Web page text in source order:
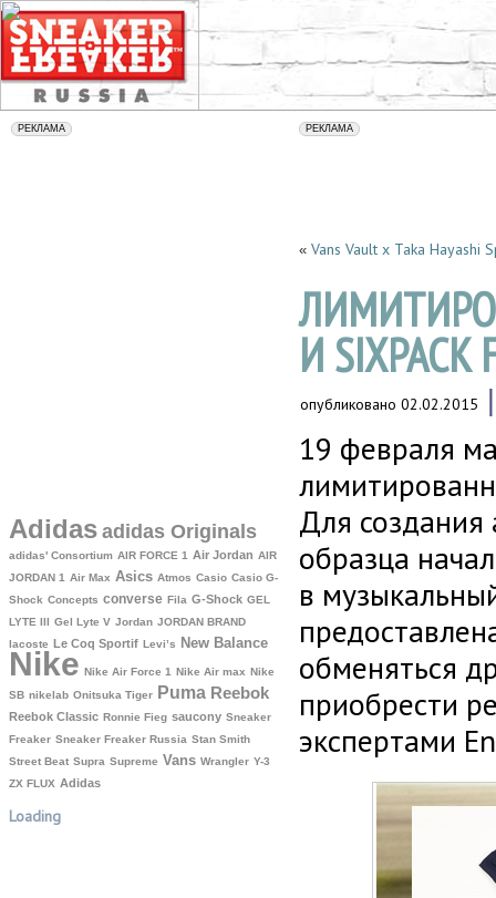
Adidas adidas Originals
adidas' Consortium AIR FORCE 1 Air Jordan AIR
JORDAN 1 Air Max Asics Atmos Casio Casio G-
Shock Concepts converse Fila G-Shock GEL
LYTE III Gel Lyte V Jordan JORDAN BRAND
lacoste Le Coq Sportif Levi’s New Balance
Nike Nike Air Force 1 Nike Air max Nike
SB nikelab Onitsuka Tiger Puma Reebok
Reebok Classic Ronnie Fieg saucony Sneaker
Freaker Sneaker Freaker Russia Stan Smith
Street Beat Supra Supreme Vans Wrangler Y-3
ZX FLUX Аdidas
Loading
« Vans Vault x Taka Hayashi
И
опубликовано 02.02.2015
19 февраля
Для создания
образца
в
обменяться
приобрести
экспертами